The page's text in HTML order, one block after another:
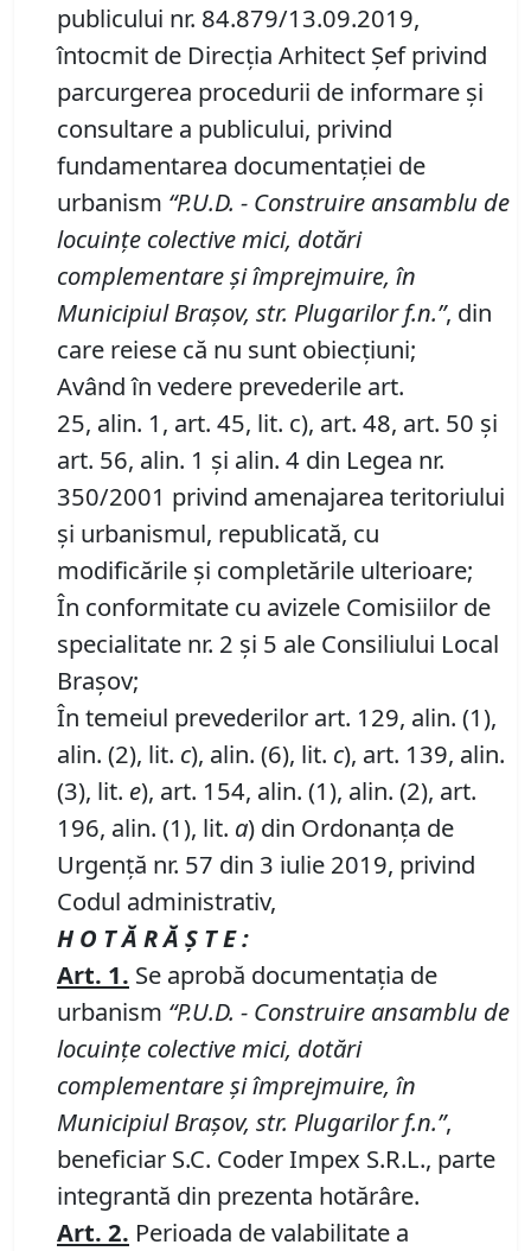
publicului nr. 84.879/13.09.2019,
întocmit de Direcţia Arhitect Şef privind
parcurgerea procedurii de informare şi
consultare a publicului, privind
fundamentarea documentaţiei de
urbanism “P.U.D. - Construire ansamblu de
locuinţe colective mici, dotări
complementare şi împrejmuire, în
Municipiul Braşov, str. Plugarilor f.n.”, din
care reiese că nu sunt obiecţiuni;
Având în vedere prevederile art.
25, alin. 1, art. 45, lit. c), art. 48, art. 50 şi
art. 56, alin. 1 şi alin. 4 din Legea nr.
350/2001 privind amenajarea teritoriului
şi urbanismul, republicată, cu
modificările şi completările ulterioare;
În conformitate cu avizele Comisiilor de
specialitate nr. 2 și 5 ale Consiliului Local
Brașov;
În temeiul prevederilor art. 129, alin. (1),
alin. (2), lit. c), alin. (6), lit. c), art. 139, alin.
(3), lit. e), art. 154, alin. (1), alin. (2), art.
196, alin. (1), lit. a) din Ordonanța de
Urgență nr. 57 din 3 iulie 2019, privind
Codul administrativ,
H O T Ă R Ă Ş T E :
Art. 1. Se aprobă documentaţia de
urbanism “P.U.D. - Construire ansamblu de
locuinţe colective mici, dotări
complementare şi împrejmuire, în
Municipiul Braşov, str. Plugarilor f.n.”,
beneficiar S.C. Coder Impex S.R.L., parte
integrantă din prezenta hotărâre.
Art. 2. Perioada de valabilitate a